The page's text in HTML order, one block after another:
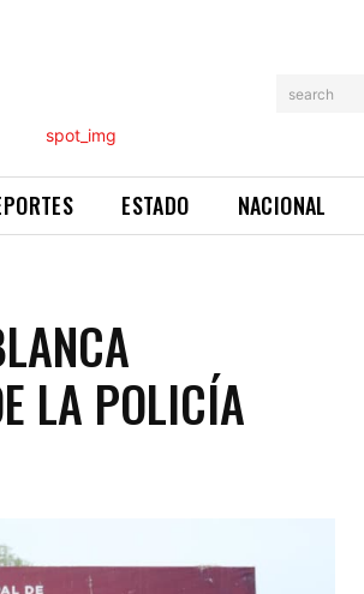
search
ESTADO NACIONAL
LA POLICÍA